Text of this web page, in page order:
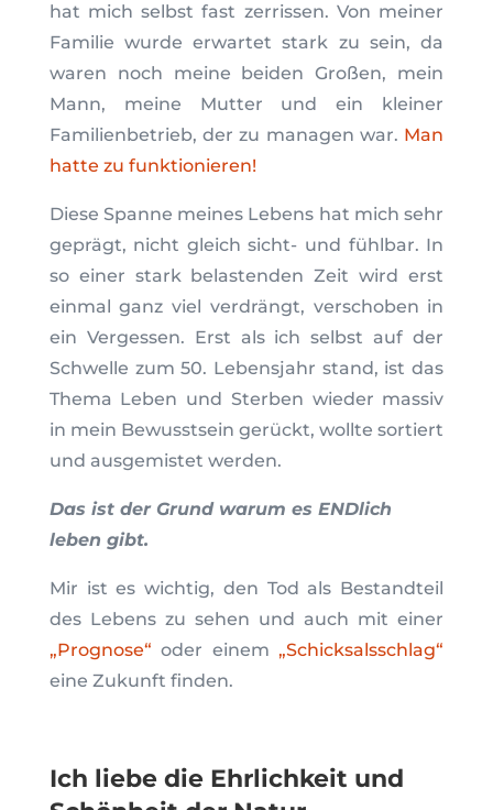
hat mich selbst fast zerrissen. Von meiner
Familie wurde erwartet stark zu sein, da
waren noch meine beiden Großen, mein
Mann, meine Mutter und ein kleiner
Familienbetrieb, der zu managen war. Man
hatte zu funktionieren!
Diese Spanne meines Lebens hat mich sehr
geprägt, nicht gleich sicht- und fühlbar. In
so einer stark belastenden Zeit wird erst
einmal ganz viel verdrängt, verschoben in
ein Vergessen. Erst als ich selbst auf der
Schwelle zum 50. Lebensjahr stand, ist das
Thema Leben und Sterben wieder massiv
in mein Bewusstsein gerückt, wollte sortiert
und ausgemistet werden.
Das ist der Grund warum es ENDlich
leben gibt.
Mir ist es wichtig, den Tod als Bestandteil
des Lebens zu sehen und auch mit einer
„Prognose“ oder einem„Schicksalsschlag“
eine Zukunft finden.
Ich liebe die Ehrlichkeit und